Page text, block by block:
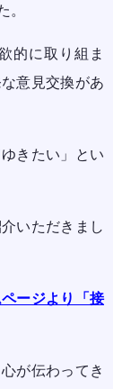
的に取り組ま
意見交換があ
きたい」とい
いただきまし
ージより「接
が伝わってき